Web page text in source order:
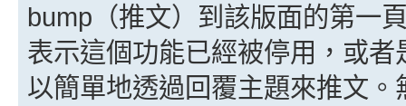
bump（推文）到該版面的第一
表示這個功能已經被停用，或
以簡單地透過回覆主題來推文